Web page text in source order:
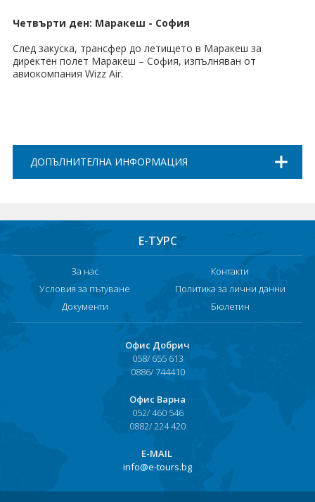
Четвърти ден: Маракеш - София
След закуска, трансфер до летището в Маракеш за
директен полет Маракеш – София, изпълняван от
авиокомпания Wizz Air.
ДОПЪЛНИТЕЛНА ИНФОРМАЦИЯ
Е-ТУРС
За нас
Контакти
Условия за пътуване
Политика за лични данни
Документи
Бюлетин
Офис Добрич
058/ 655 613
0886/ 744410
Офис Варна
052/ 460 546
0882/ 224 420
Е-MAIL
info@e-tours.bg